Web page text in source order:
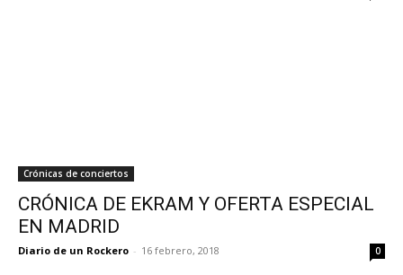
Crónicas de conciertos
CRÓNICA DE EKRAM Y OFERTA ESPECIAL
EN MADRID
Diario de un Rockero - 16 febrero, 2018 0